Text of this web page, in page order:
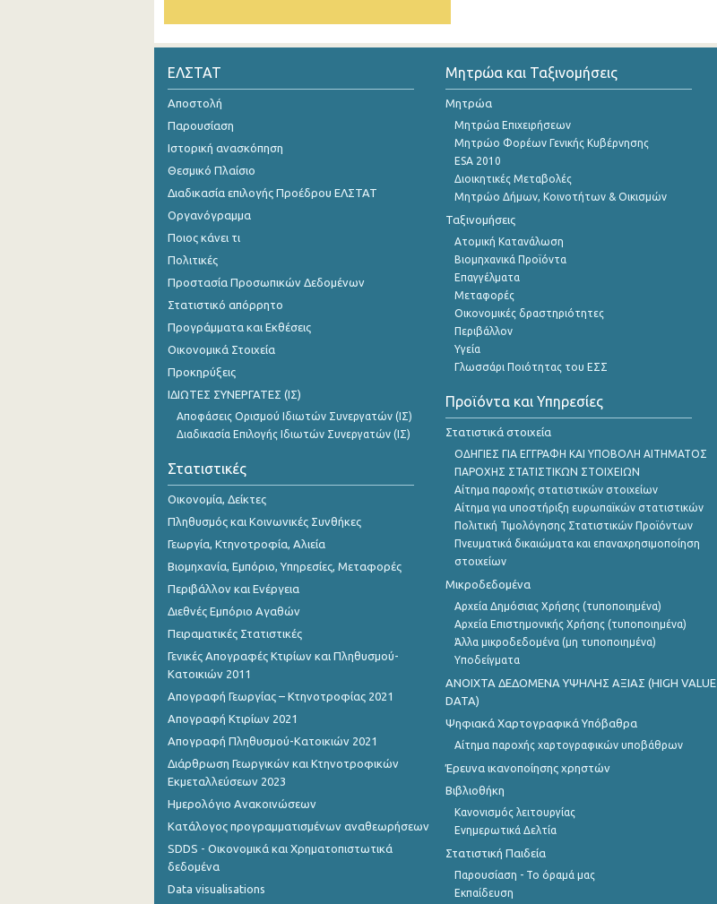
Δεκεμβρίου 2024
Νοεμβρίου 2024
Οκτωβρίου 2024
Σεπτεμβρίου 2024
Αυγούστου 2024
Ιουνίου 2024
Μαΐου 2024
Απριλίου 2024
Φεβρουαρίου 2024
Ιανουαρίου 2024
Δεκεμβρίου 2023
Νοεμβρίου 2023
Οκτωβρίου 2023
Σεπτεμβρίου 2023
Αυγούστου 2023
Ιουλίου 2023
Ιουνίου 2023
Μαΐου 2023
Απριλίου 2023
Μαρτίου 2023
Φεβρουαρίου 2023
Δεκεμβρίου 2022
Νοεμβρίου 2022
Οκτωβρίου 2022
ΕΛΣΤΑΤ
Αποστολή
Παρουσίαση
Ιστορική ανασκόπηση
Θεσμικό Πλαίσιο
Διαδικασία επιλογής Προέδρου ΕΛΣΤΑΤ
Οργανόγραμμα
Ποιος κάνει τι
Πολιτικές
Προστασία Προσωπικών Δεδομένων
Στατιστικό απόρρητο
Προγράμματα και Εκθέσεις
Οικονομικά Στοιχεία
Προκηρύξεις
ΙΔΙΩΤΕΣ ΣΥΝΕΡΓΑΤΕΣ (ΙΣ)
Αποφάσεις Ορισμού Ιδιωτών Συνεργατών (ΙΣ)
Διαδικασία Επιλογής Ιδιωτών Συνεργατών (ΙΣ)
Στατιστικές
Οικονομία, Δείκτες
Πληθυσμός και Κοινωνικές Συνθήκες
Γεωργία, Κτηνοτροφία, Αλιεία
Βιομηχανία, Εμπόριο, Υπηρεσίες, Μεταφορές
Περιβάλλον και Ενέργεια
Διεθνές Εμπόριο Αγαθών
Πειραματικές Στατιστικές
Γενικές Απογραφές Κτιρίων και Πληθυσμού-
Κατοικιών 2011
Απογραφή Γεωργίας – Κτηνοτροφίας 2021
Απογραφή Κτιρίων 2021
Απογραφή Πληθυσμού-Κατοικιών 2021
Διάρθρωση Γεωργικών και Κτηνοτροφικών
Εκμεταλλεύσεων 2023
Ημερολόγιο Ανακοινώσεων
Κατάλογος προγραμματισμένων αναθεωρήσεων
SDDS - Οικονομικά και Χρηματοπιστωτικά
δεδομένα
Data visualisations
Μητρώα και Ταξινομήσεις
Μητρώα
Μητρώα Επιχειρήσεων
Μητρώο Φορέων Γενικής Κυβέρνησης
ESA 2010
Διοικητικές Μεταβολές
Μητρώο Δήμων, Κοινοτήτων & Οικισμών
Ταξινομήσεις
Ατομική Κατανάλωση
Βιομηχανικά Προϊόντα
Επαγγέλματα
Μεταφορές
Οικονομικές δραστηριότητες
Περιβάλλον
Υγεία
Γλωσσάρι Ποιότητας του ΕΣΣ
Προϊόντα και Υπηρεσίες
Στατιστικά στοιχεία
ΟΔΗΓΙΕΣ ΓΙΑ ΕΓΓΡΑΦΗ ΚΑΙ ΥΠΟΒΟΛΗ ΑΙΤΗΜΑΤΟΣ
ΠΑΡΟΧΗΣ ΣΤΑΤΙΣΤΙΚΩΝ ΣΤΟΙΧΕΙΩΝ
Αίτημα παροχής στατιστικών στοιχείων
Αίτημα για υποστήριξη ευρωπαϊκών στατιστικών
Πολιτική Τιμολόγησης Στατιστικών Προϊόντων
Πνευματικά δικαιώματα και επαναχρησιμοποίηση
στοιχείων
Μικροδεδομένα
Αρχεία Δημόσιας Χρήσης (τυποποιημένα)
Αρχεία Επιστημονικής Χρήσης (τυποποιημένα)
Άλλα μικροδεδομένα (μη τυποποιημένα)
Υποδείγματα
ANOIXTA ΔΕΔΟΜΕΝΑ ΥΨΗΛΗΣ ΑΞΙΑΣ (HIGH VALUE
DATA)
Ψηφιακά Χαρτογραφικά Υπόβαθρα
Αίτημα παροχής χαρτογραφικών υποβάθρων
Έρευνα ικανοποίησης χρηστών
Βιβλιοθήκη
Κανονισμός λειτουργίας
Ενημερωτικά Δελτία
Στατιστική Παιδεία
Παρουσίαση - Το όραμά μας
Εκπαίδευση